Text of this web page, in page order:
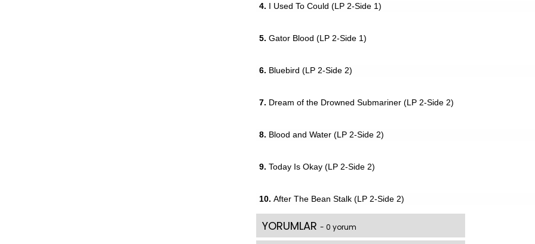
4. I Used To Could (LP 2-Side 1)
5. Gator Blood (LP 2-Side 1)
6. Bluebird (LP 2-Side 2)
7. Dream of the Drowned Submariner (LP 2-Side 2)
8. Blood and Water (LP 2-Side 2)
9. Today Is Okay (LP 2-Side 2)
10. After The Bean Stalk (LP 2-Side 2)
YORUMLAR - 0 yorum